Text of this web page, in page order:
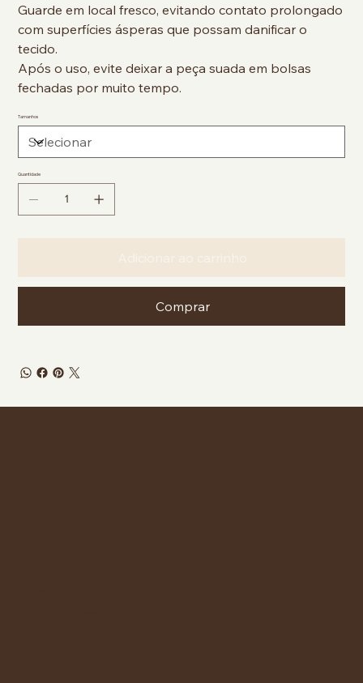
Guarde em local fresco, evitando contato prolongado
com superfícies ásperas que possam danificar o
tecido.
Após o uso, evite deixar a peça suada em bolsas
fechadas por muito tempo.
Tamanhos
Quantidade
Comprar